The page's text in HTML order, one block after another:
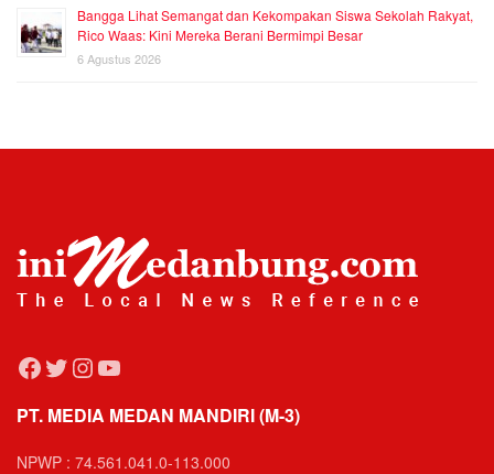
Bangga Lihat Semangat dan Kekompakan Siswa Sekolah Rakyat,
Rico Waas: Kini Mereka Berani Bermimpi Besar
6 Agustus 2026
Facebook
Twitter
Instagram
YouTube
PT. MEDIA MEDAN MANDIRI (M-3)
NPWP : 74.561.041.0-113.000